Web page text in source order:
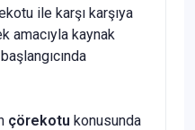
ile karşı karşıya
amacıyla kaynak
çörekotu konusunda